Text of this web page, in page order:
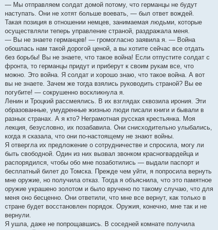
— Мы отправляем солдат домой потому, что германцы не будут
наступать. Они не хотят больше воевать, — был ответ вождей.
Такая позиция в отношении немцев, занимаемая людьми, которые
осуществляли теперь управление страной, раздражала меня.
— Вы не знаете германцев! — громогласно заявила я. — Война
обошлась нам такой дорогой ценой, а вы хотите сейчас все отдать
без борьбы! Вы не знаете, что такое война! Если отпустите солдат с
фронта, то германцы придут и приберут к своим рукам все, что
можно. Это война. Я солдат и хорошо знаю, что такое война. А вот
вы не знаете. Зачем же тогда взялись руководить страной? Вы ее
погубите! — сокрушенно воскликнула я.
Ленин и Троцкий рассмеялись. В их взглядах сквозила ирония. Эти
образованные, умудренные жизнью люди писали книги и бывали в
разных странах. А я кто? Неграмотная русская крестьянка. Моя
лекция, безусловно, их позабавила. Они снисходительно улыбались,
когда я сказала, что они по-настоящему не знают войны.
Я отвергла их предложение о сотрудничестве и спросила, могу ли
быть свободной. Один из них вызвал звонком красногвардейца и
распорядился, чтобы обо мне позаботились — выдали паспорт и
бесплатный билет до Томска. Прежде чем уйти, я попросила вернуть
мне оружие, но получила отказ. Тогда я объяснила, что это памятное
оружие украшено золотом и было вручено по такому случаю, что для
меня оно бесценно. Они ответили, что мне все вернут, как только в
стране будет восстановлен порядок. Оружия, конечно, мне так и не
вернули.
Я ушла, даже не попрощавшись. В соседней комнате получила